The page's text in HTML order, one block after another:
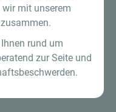
wir mit unserem
rund um
zur Seite und